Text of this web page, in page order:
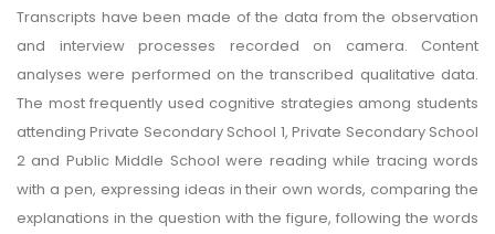
Transcripts have been made of the data from the observation
and interview processes recorded on camera. Content
analyses were performed on the transcribed qualitative data.
The most frequently used cognitive strategies among students
attending Private Secondary School 1, Private Secondary School
2 and Public Middle School were reading while tracing words
with a pen, expressing ideas in their own words, comparing the
explanations in the question with the figure, following the words